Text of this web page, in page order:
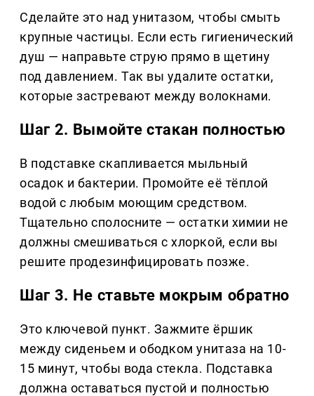
Сделайте это над унитазом, чтобы смыть
крупные частицы. Если есть гигиенический
душ — направьте струю прямо в щетину
под давлением. Так вы удалите остатки,
которые застревают между волокнами.
Шаг 2. Вымойте стакан полностью
В подставке скапливается мыльный
осадок и бактерии. Промойте её тёплой
водой с любым моющим средством.
Тщательно сполосните — остатки химии не
должны смешиваться с хлоркой, если вы
решите продезинфицировать позже.
Шаг 3. Не ставьте мокрым обратно
Это ключевой пункт. Зажмите ёршик
между сиденьем и ободком унитаза на 10-
15 минут, чтобы вода стекла. Подставка
должна оставаться пустой и полностью